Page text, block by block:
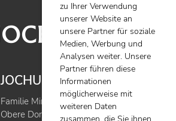
JOCHUM FISS
Familie Mimm
Obere Dorfstraße 40
zu Ihrer Verwendung
unserer Website an
unsere Partner für soziale
Medien, Werbung und
Analysen weiter. Unsere
Partner führen diese
Informationen
möglicherweise mit
weiteren Daten